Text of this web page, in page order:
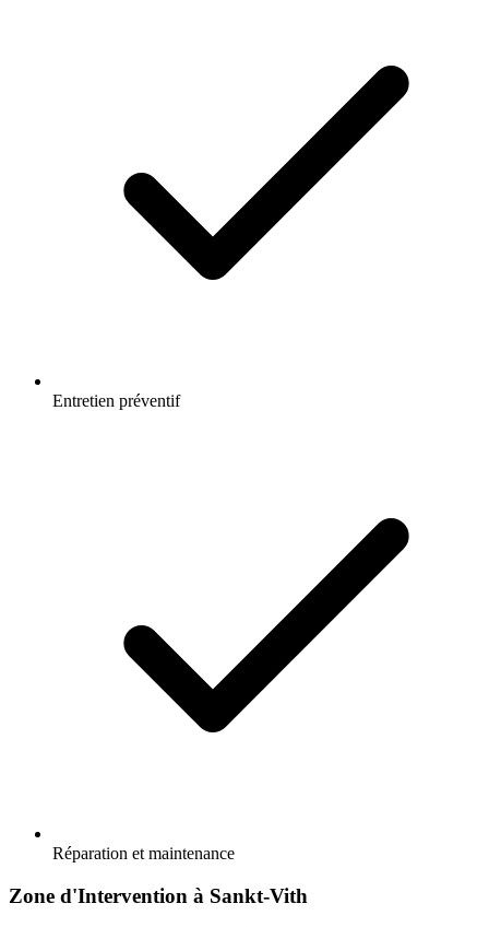
Entretien préventif
Réparation et maintenance
Zone d'Intervention à Sankt-Vith